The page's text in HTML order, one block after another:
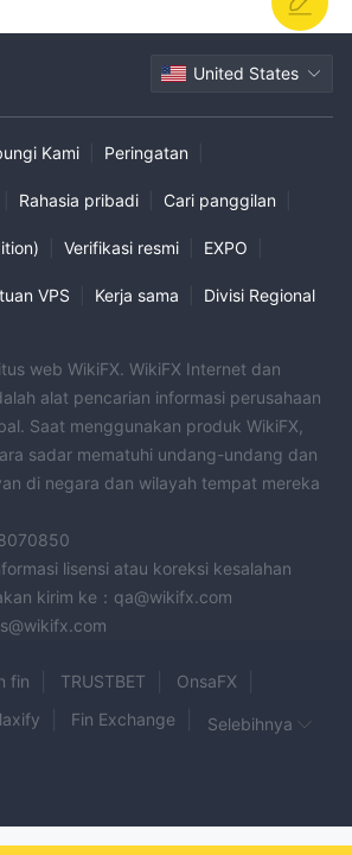
United States
Kami Peringatan
Rahasia pribadi Cari panggilan
Verifikasi resmi EXPO
VPS Kerja sama Divisi Regional
web WikiFX. WikiFX Internet dan
alat pencarian informasi perusahaan
Saat menggunakan produk WikiFX,
sadar mematuhi undang-undang dan
di negara dan wilayah tempat mereka
lisensi atau koreksi kesalahan
kirim ke：qa@wikifx.com
fin TRUSTBET
OnsaFX
Fin Exchange
Maven ExxoMarkets
Selebihnya